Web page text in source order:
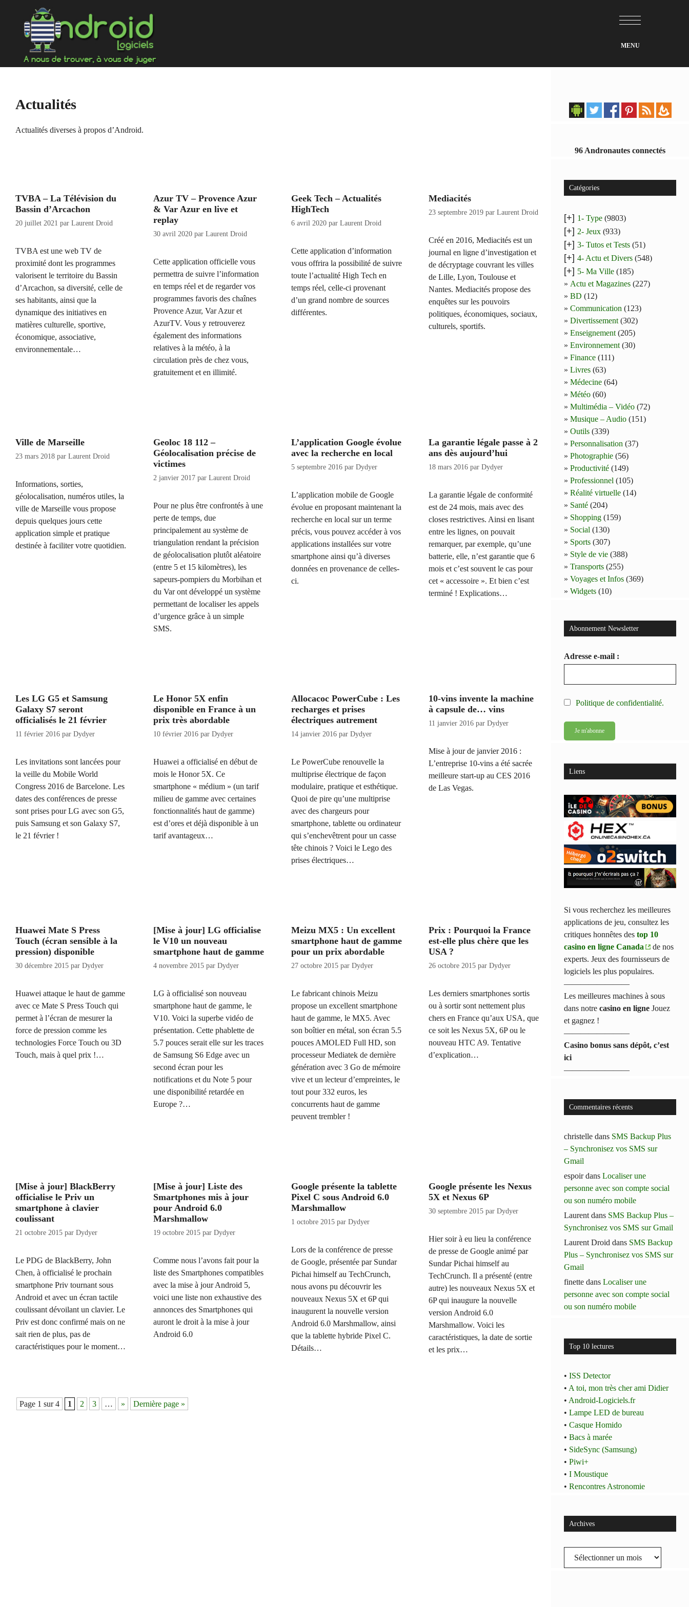
contenu
Actualités
Actualités diverses à propos d’Android.
TVBA – La Télévision du
Bassin d’Arcachon
20 juillet 2021 par Laurent Droid
TVBA est une web TV de
proximité dont les programmes
valorisent le territoire du Bassin
d’Arcachon, sa diversité, celle de
ses habitants, ainsi que la
dynamique des initiatives en
matières culturelle, sportive,
économique, associative,
environnementale…
Azur TV – Provence Azur
& Var Azur en live et
replay
30 avril 2020 par Laurent Droid
Cette application officielle vous
permettra de suivre l’information
en temps réel et de regarder vos
programmes favoris des chaînes
Provence Azur, Var Azur et
AzurTV. Vous y retrouverez
également des informations
relatives à la météo, à la
circulation près de chez vous,
gratuitement et en illimité.
Geek Tech – Actualités
HighTech
6 avril 2020 par Laurent Droid
Cette application d’information
vous offrira la possibilité de suivre
toute l’actualité High Tech en
temps réel, celle-ci provenant
d’un grand nombre de sources
différentes.
Mediacités
23 septembre 2019 parLaurent Droid
Créé en 2016, Mediacités est un
journal en ligne d’investigation et
de décryptage couvrant les villes
de Lille, Lyon, Toulouse et
Nantes. Mediacités propose des
enquêtes sur les pouvoirs
politiques, économiques, sociaux,
culturels, sportifs.
Ville de Marseille
23 mars 2018 par Laurent Droid
Informations, sorties,
géolocalisation, numéros utiles, la
ville de Marseille vous propose
depuis quelques jours cette
application simple et pratique
destinée à faciliter votre quotidien.
Geoloc 18 112 –
Géolocalisation précise de
victimes
2 janvier 2017 par Laurent Droid
Pour ne plus être confrontés à une
perte de temps, due
principalement au système de
triangulation rendant la précision
de géolocalisation plutôt aléatoire
(entre 5 et 15 kilomètres), les
sapeurs-pompiers du Morbihan et
du Var ont développé un système
permettant de localiser les appels
d’urgence grâce à un simple
SMS.
L’application Google évolue
avec la recherche en local
5 septembre 2016 par Dydyer
L’application mobile de Google
évolue en proposant maintenant la
recherche en local sur un terme
précis, vous pouvez accéder à vos
applications installées sur votre
smartphone ainsi qu’à diverses
données en provenance de celles-
ci.
La garantie légale passe à 2
ans dès aujourd’hui
18 mars 2016 parDydyer
La garantie légale de conformité
est de 24 mois, mais avec des
closes restrictives. Ainsi en lisant
entre les lignes, on pouvait
remarquer, par exemple, qu’une
batterie, elle, n’est garantie que 6
mois et c’est souvent le cas pour
cet « accessoire ». Et bien c’est
terminé ! Explications…
Les LG G5 et Samsung
Galaxy S7 seront
officialisés le 21 février
11 février 2016 par Dydyer
Les invitations sont lancées pour
la veille du Mobile World
Congress 2016 de Barcelone. Les
dates des conférences de presse
sont prises pour LG avec son G5,
puis Samsung et son Galaxy S7,
le 21 février !
Le Honor 5X enfin
disponible en France à un
prix très abordable
10 février 2016 par Dydyer
Huawei a officialisé en début de
mois le Honor 5X. Ce
smartphone « médium » (un tarif
milieu de gamme avec certaines
fonctionnalités haut de gamme)
est d’ores et déjà disponible à un
tarif avantageux…
Allocacoc PowerCube : Les
recharges et prises
électriques autrement
14 janvier 2016 par Dydyer
Le PowerCube renouvelle la
multiprise électrique de façon
modulaire, pratique et esthétique.
Quoi de pire qu’une multiprise
avec des chargeurs pour
smartphone, tablette ou ordinateur
qui s’enchevêtrent pour un casse
tête chinois ? Voici le Lego des
prises électriques…
10-vins invente la machine
à capsule de… vins
11 janvier 2016 parDydyer
Mise à jour de janvier 2016 :
L’entreprise 10-vins a été sacrée
meilleure start-up au CES 2016
de Las Vegas.
Huawei Mate S Press
Touch (écran sensible à la
pression) disponible
30 décembre 2015 par Dydyer
Huawei attaque le haut de gamme
avec ce Mate S Press Touch qui
permet à l’écran de mesurer la
force de pression comme les
technologies Force Touch ou 3D
Touch, mais à quel prix !…
[Mise à jour] LG officialise
le V10 un nouveau
smartphone haut de gamme
4 novembre 2015 par Dydyer
LG à officialisé son nouveau
smartphone haut de gamme, le
V10. Voici la superbe vidéo de
présentation. Cette phablette de
5.7 pouces serait elle sur les traces
de Samsung S6 Edge avec un
second écran pour les
notifications et du Note 5 pour
une disponibilité retardée en
Europe ?…
Meizu MX5 : Un excellent
smartphone haut de gamme
pour un prix abordable
27 octobre 2015 par Dydyer
Le fabricant chinois Meizu
propose un excellent smartphone
haut de gamme, le MX5. Avec
son boîtier en métal, son écran 5.5
pouces AMOLED Full HD, son
processeur Mediatek de dernière
génération avec 3 Go de mémoire
vive et un lecteur d’empreintes, le
tout pour 332 euros, les
concurrents haut de gamme
peuvent trembler !
Prix : Pourquoi la France
est-elle plus chère que les
USA ?
26 octobre 2015 parDydyer
Les derniers smartphones sortis
ou à sortir sont nettement plus
chers en France qu’aux USA, que
ce soit les Nexus 5X, 6P ou le
nouveau HTC A9. Tentative
d’explication…
[Mise à jour] BlackBerry
officialise le Priv un
smartphone à clavier
coulissant
21 octobre 2015 par Dydyer
Le PDG de BlackBerry, John
Chen, à officialisé le prochain
smartphone Priv tournant sous
Android et avec un écran tactile
coulissant dévoilant un clavier. Le
Priv est donc confirmé mais on ne
sait rien de plus, pas de
caractéristiques pour le moment…
[Mise à jour] Liste des
Smartphones mis à jour
pour Android 6.0
Marshmallow
19 octobre 2015 par Dydyer
Comme nous l’avons fait pour la
liste des Smartphones compatibles
avec la mise à jour Android 5,
voici une liste non exhaustive des
annonces des Smartphones qui
auront le droit à la mise à jour
Android 6.0
Google présente la tablette
Pixel C sous Android 6.0
Marshmallow
1 octobre 2015 par Dydyer
Lors de la conférence de presse
de Google, présentée par Sundar
Pichai himself au TechCrunch,
nous avons pu découvrir les
nouveaux Nexus 5X et 6P qui
inaugurent la nouvelle version
Android 6.0 Marshmallow, ainsi
que la tablette hybride Pixel C.
Détails…
Google présente les Nexus
5X et Nexus 6P
30 septembre 2015 parDydyer
Hier soir à eu lieu la conférence
de presse de Google animé par
Sundar Pichai himself au
TechCrunch. Il a présenté (entre
autre) les nouveaux Nexus 5X et
6P qui inaugure la nouvelle
version Android 6.0
Marshmallow. Voici les
caractéristiques, la date de sortie
et les prix…
Navigation
Page 1 sur 4 1 2 3 … » Dernière page »
96 Andronautes connectés
Catégories
[+] 1- Type (9803)
[+] 2- Jeux (933)
[+] 3- Tutos et Tests (51)
[+] 4- Actu et Divers (548)
[+] 5- Ma Ville (185)
Actu et Magazines (227)
BD (12)
Communication (123)
Divertissement (302)
Enseignement (205)
Environnement (30)
Finance (111)
Livres (63)
Médecine (64)
Météo (60)
Multimédia – Vidéo (72)
Musique – Audio (151)
Outils (339)
Personnalisation (37)
Photographie (56)
Productivité (149)
Professionnel (105)
Réalité virtuelle (14)
Santé (204)
Shopping (159)
Social (130)
Sports (307)
Style de vie (388)
Transports (255)
Voyages et Infos (369)
Widgets (10)
Abonnement Newsletter
Adresse e-mail :
Politique de confidentialité.
Liens
Si vous recherchez les meilleures
applications de jeu, consultez les
critiques honnêtes destop 10
casino en ligne Canada
de nos
experts. Jeux des fournisseurs de
logiciels les plus populaires.
————————
Les meilleures machines à sous
dans notrecasino en ligne Jouez
et gagnez !
————————
Casino bonus sans dépôt, c’est
ici
————————
Commentaires récents
christelle dans SMS Backup Plus
– Synchronisez vos SMS sur
Gmail
espoirdansLocaliser une
personne avec son compte social
ou son numéro mobile
Laurent dans SMS Backup Plus –
Synchronisez vos SMS sur Gmail
Laurent Droid dans SMS Backup
Plus – Synchronisez vos SMS sur
Gmail
finette dansLocaliser une
personne avec son compte social
ou son numéro mobile
Top 10 lectures
•ISS Detector
• A toi, mon très cher ami Didier
• Android-Logiciels.fr
•Lampe LED de bureau
•Casque Homido
•Bacs à marée
• SideSync (Samsung)
•Piwi+
•I Moustique
•Rencontres Astronomie
Archives
Archives